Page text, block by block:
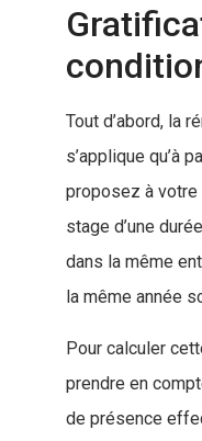
Tout d’abord, la
s’applique qu’à
proposez à votre
stage d’une
dans la même
la même année
Pour calculer
prendre en
de présence